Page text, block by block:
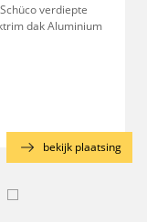
verdiepte
dak Aluminium
bekijk plaatsing